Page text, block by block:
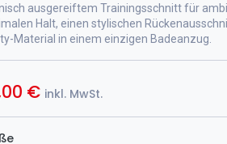
ausgereiftem Trainingsschnitt für
Halt, einen stylischen
Material in einem einzigen Badeanzug.
€ inkl. MwSt.